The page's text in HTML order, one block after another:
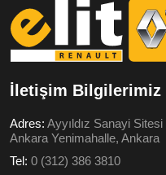
İletişim Bilgilerimiz
Adres: Ayyıldız Sanayi
Ankara Yenimahalle, Ankara
Tel: 0 (312) 386 3810